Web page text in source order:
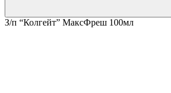
З/п “Колгейт” МаксФреш 100мл